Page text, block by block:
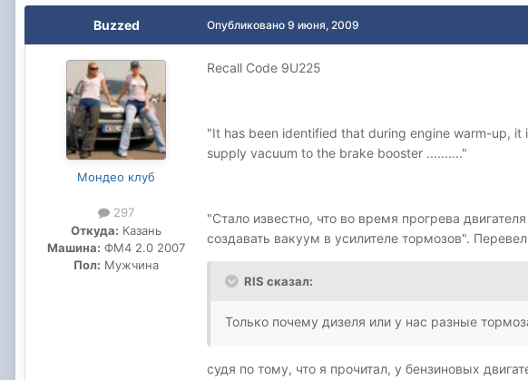
Buzzed
Мондео клуб
297
Откуда: Казань
Машина: ФМ4 2.0 2007
Пол: Мужчина
Опубликовано 9 июня, 2009
Recall Code 9U225
"It has been identified that during engine warm-up,
supply vacuum to the brake booster .........."
"Стало известно, что во время прогрева
создавать вакуум в усилителе тормозов".
RIS сказал:
Только почему дизеля или у нас разные
судя по тому, что я прочитал, у бензиновых